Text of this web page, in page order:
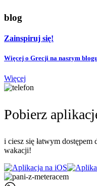
blog
Zainspiruj się!
Więcej o Grecji na naszym
Więcej
Pobierz
i ciesz się łatwym
wakacji!